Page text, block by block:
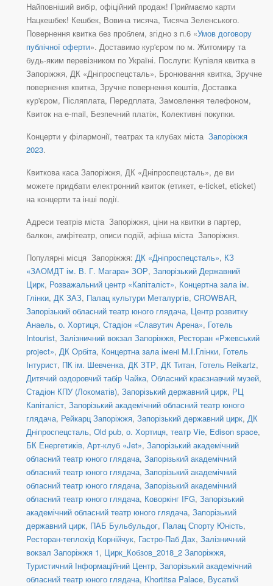
Найповніший вибір, офіційний продаж! Приймаємо карти
Нацкешбек! Кешбек, Вовина тисяча, Тисяча Зеленського.
Повернення квитка без проблем, згідно з п.6 «Умов договору
публічної оферти». Доставимо кур'єром по м. Житомиру та
будь-яким перевізником по Україні. Послуги: Купівля квитка в
Запоріжжя, ДК «Дніпроспецсталь», Бронювання квитка, Зручне
повернення квитка, Зручне повернення коштів, Доставка
кур'єром, Післяплата, Передплата, Замовлення телефоном,
Квиток на e-mail, Безпечний платіж, Колективні покупки.
Концерти у філармонії, театрах та клубах міста Запоріжжя
2023.
Квиткова каса Запоріжжя, ДК «Дніпроспецсталь», де ви
можете придбати електронний квиток (етикет, e-ticket, eticket)
на концерти та інші події.
Адреси театрів міста Запоріжжя, ціни на квитки в партер,
балкон, амфітеатр, описи подій, афіша міста Запоріжжя.
Популярні місця Запоріжжя: ДК «Дніпроспецсталь», КЗ
«ЗАОМДТ ім. В. Г. Магара» ЗОР, Запорізький Державний
Цирк, Розважальний центр «Капіталіст», Концертна зала ім.
Глінки, ДК ЗАЗ, Палац культури Металургів, CROWBAR,
Запорізький обласний театр юного глядача, Центр розвитку
Анаель, о. Хортиця, Стадіон «Славутич Арена», Готель
Intourist, Залізничний вокзал Запоріжжя, Ресторан «Ржевський
project», ДК Орбіта, Концертна зала іменi М.І.Глінки, Готель
Інтурист, ПК ім. Шевченка, ДК ЗТР, ДК Титан, Готель Reikartz,
Дитячий оздоровчий табір Чайка, Обласний краєзнавчий музей,
Стадіон КПУ (Локоматів), Запорізький державний цирк, РЦ
Капіталіст, Запорізький академічний обласний театр юного
глядача, Рейкарц Запоріжжя, Запорізький державний цирк, ДК
Дніпроспецсталь, Old pub, о. Хортиця, театр Vie, Edison space,
БК Енергетиків, Арт-клуб «Jet», Запорізький академічний
обласний театр юного глядача, Запорізький академічний
обласний театр юного глядача, Запорізький академічний
обласний театр юного глядача, Запорізький академічний
обласний театр юного глядача, Коворкінг IFG, Запорізький
академічний обласний театр юного глядача, Запорізький
державний цирк, ПАБ Бульбульдог, Палац Спорту Юність,
Ресторан-теплохід Корнійчук, Гастро-Паб Дах, Залізничний
вокзал Запоріжжя 1, Цирк_Кобзов_2018_2 Запоріжжя,
Туристичний Інформаційний Центр, Запорізький академічний
обласний театр юного глядача, Khortitsa Palace, Вусатий